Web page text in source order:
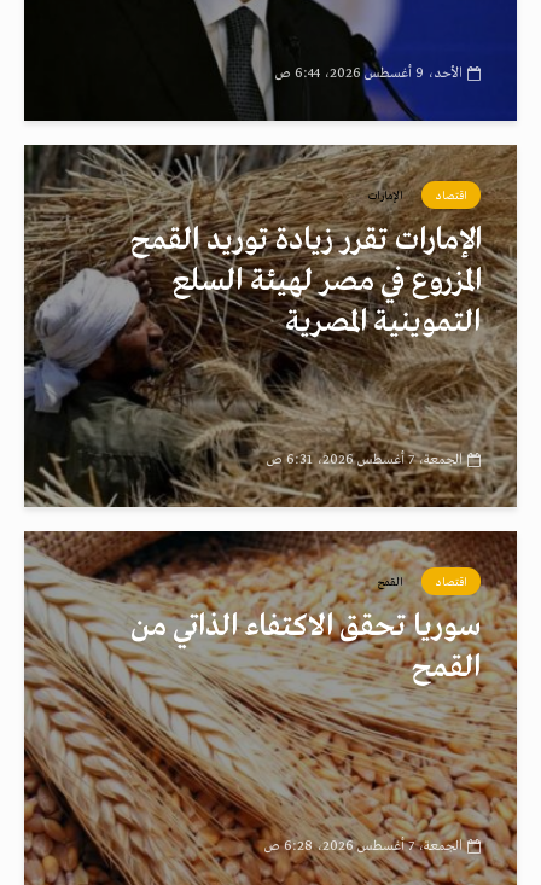
الأحد، 9 أغسطس 2026، 6:44 ص
اقتصاد الإمارات
الإمارات تقرر زيادة توريد القمح
المزروع في مصر لهيئة السلع
التموينية المصرية
الجمعة، 7 أغسطس 2026، 6:31 ص
اقتصاد القمح
سوريا تحقق الاكتفاء الذاتي من
القمح
الجمعة، 7 أغسطس 2026، 6:28 ص